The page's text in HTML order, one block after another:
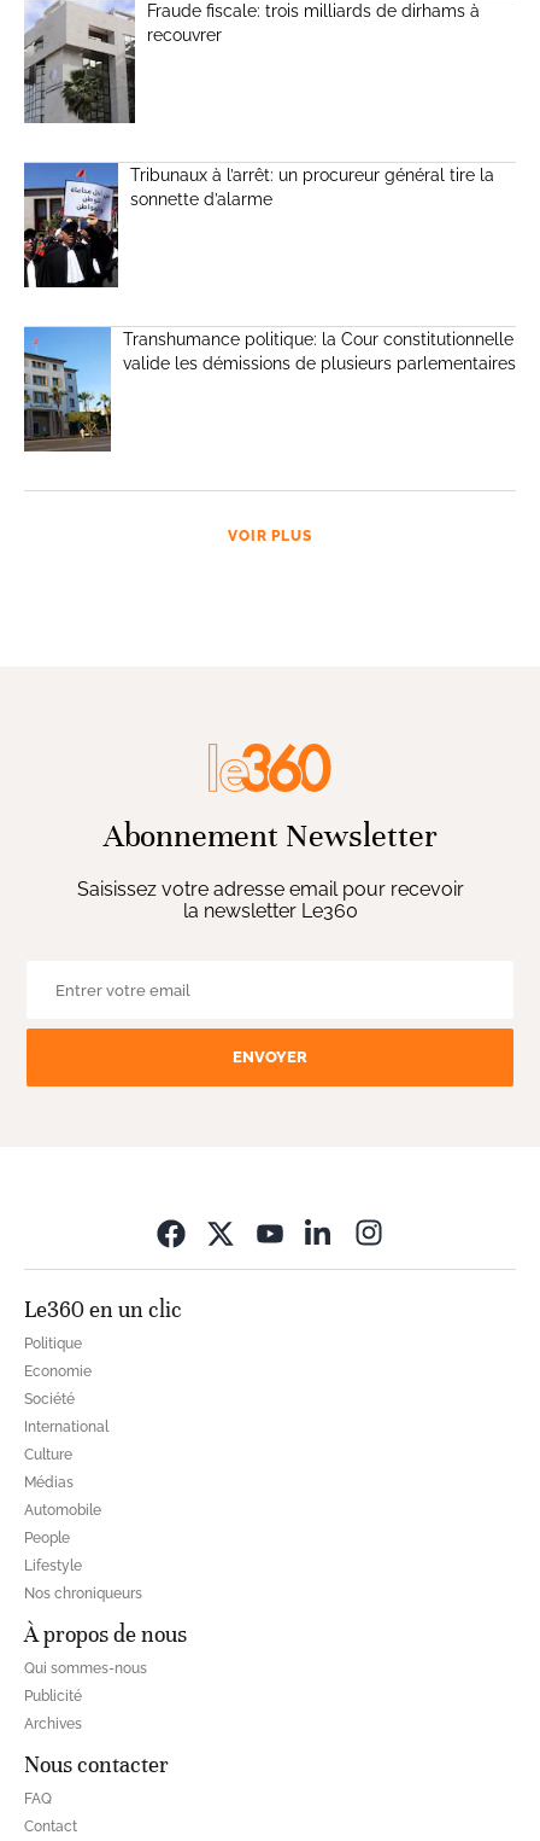
Fraude fiscale: trois milliards de dirhams à
recouvrer
Tribunaux à l’arrêt: un procureur général tire la
sonnette d’alarme
Transhumance politique: la Cour constitutionnelle
valide les démissions de plusieurs parlementaires
VOIR PLUS
Abonnement Newsletter
Saisissez votre adresse email pour recevoir
la newsletter Le360
ENVOYER
Le360 en un clic
Politique
Economie
Société
International
Culture
Médias
Automobile
People
Lifestyle
Nos chroniqueurs
À propos de nous
Qui sommes-nous
Publicité
Archives
Nous contacter
FAQ
Contact